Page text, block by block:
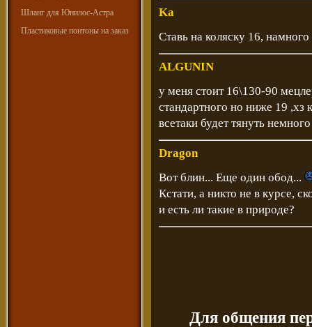
Шланг для Юнилос-Астра
Пластиковые понтоны на заказ
Ka
Ставь на коляску 16,
ALGUNIN
у меня стоит 16\130-90
стандартного но ниже 19 ,хз
всетаки будет тянуть
Dragon
Вот блин... Еще один обод...
Кстати, а никто не в курсе,
и есть ли такие в природе?
Для общения